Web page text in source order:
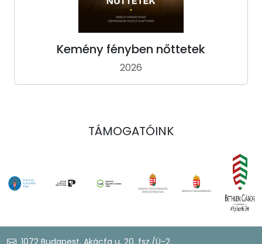
Kemény fényben nőttetek
2026
TÁMOGATÓINK